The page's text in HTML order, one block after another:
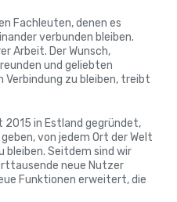
Fachleuten, denen es
verbunden bleiben.
Arbeit. Der Wunsch,
und geliebten
Verbindung zu bleiben, treibt
2015 in Estland gegründet,
von jedem Ort der Welt
bleiben. Seitdem sind wir
neue Nutzer
Funktionen erweitert, die